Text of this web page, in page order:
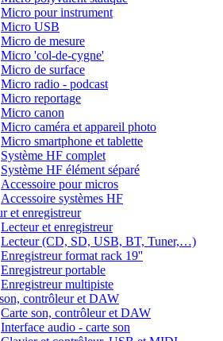
Micro pour instrument
Micro USB
Micro de mesure
Micro 'col-de-cygne'
Micro de surface
Micro radio - podcast
Micro reportage
Micro canon
Micro caméra et appareil photo
Micro smartphone et tablette
Système HF complet
Système HF élément séparé
Accessoire pour micros
Accessoire systèmes HF
et enregistreur
Lecteur et enregistreur
Lecteur (CD, SD, USB, BT, Tuner,…)
Enregistreur format rack 19''
Enregistreur portable
Enregistreur multipiste
contrôleur et DAW
Carte son, contrôleur et DAW
Interface audio - carte son